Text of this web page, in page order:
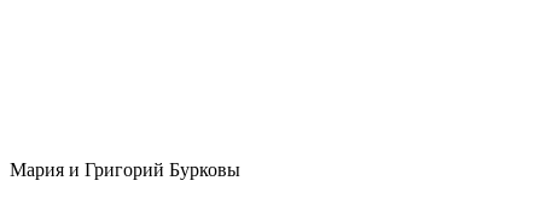
Мария и Григорий Бурковы